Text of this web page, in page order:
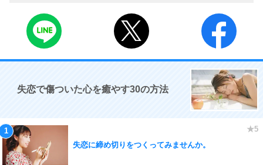
失恋で傷ついた心を癒やす30の方法
失恋に締め切りをつくってみませんか。